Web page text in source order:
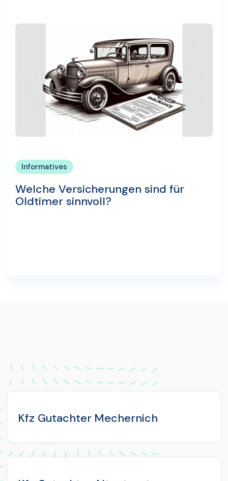
Informatives
Welche Versicherungen sind für
Oldtimer sinnvoll?
Kfz Gutachter Mechernich